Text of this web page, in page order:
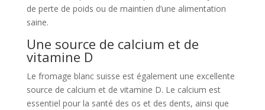
de perte de poids ou de maintien d’une alimentation
saine.
Une source de calcium et de
vitamine D
Le fromage blanc suisse est également une excellente
source de calcium et de vitamine D. Le calcium est
essentiel pour la santé des os et des dents, ainsi que